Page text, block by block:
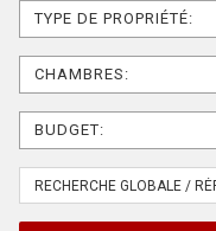
TYPE DE PROPRIÉTÉ:
CHAMBRES:
BUDGET: